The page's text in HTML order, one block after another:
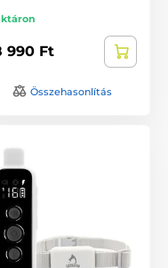
990 Ft
Összehasonlítás